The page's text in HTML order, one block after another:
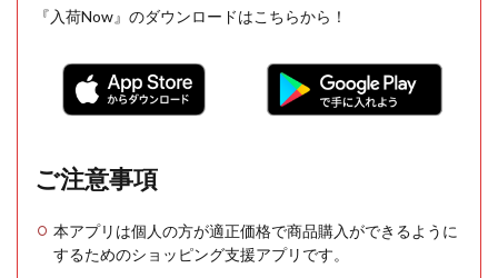
『入荷Now』のダウンロードはこちらから！
ご注意事項
本アプリは個人の方が適正価格で商品購入ができるように
するためのショッピング支援アプリです。